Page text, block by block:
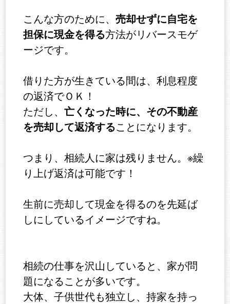
こんな方のために、売却せずに自宅を
担保に現金を得る方法がリバースモゲ
ージです。
借りた方が生きている間は、利息程度
の返済でＯＫ！
ただし、亡くなった時に、その不動産
を売却して返済することになります。
つまり、相続人に家は残りません。※繰
り上げ返済は可能です！
生前に売却して現金を得るのを先延ば
しにしているイメージですね。
相続の仕事を沢山していると、家が問
題になることが多いです。
大体、子供世代も独立し、持家を持っ